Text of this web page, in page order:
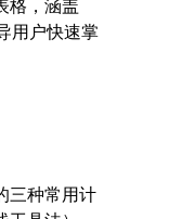
格，涵盖
用户快速掌
三种常用计